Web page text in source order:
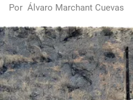
Por Álvaro Marchant Cuevas